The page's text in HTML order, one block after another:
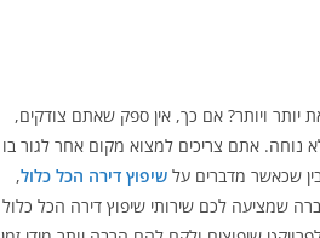
ויותר? אם כך, אין ספק שאתם צודקים,
נוחה. אתם צריכים למצוא מקום אחר לגור בו
שכאשר מדברים על שיפוץ דירה הכל כלול,
שמציעה לכם שירותי שיפוץ דירה הכל כלול